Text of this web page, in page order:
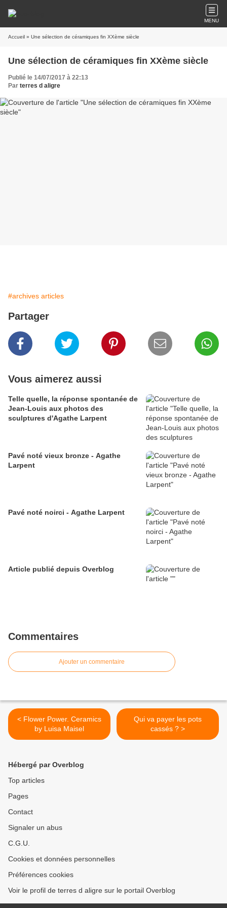
MENU
Accueil » Une sélection de céramiques fin XXème siècle
Une sélection de céramiques fin XXème siècle
Publié le 14/07/2017 à 22:13
Par terres d aligre
#archives articles
Partager
Vous aimerez aussi
Telle quelle, la réponse spontanée de
Jean-Louis aux photos des
sculptures d'Agathe Larpent
Pavé noté vieux bronze - Agathe
Larpent
Pavé noté noirci - Agathe Larpent
Article publié depuis Overblog
Commentaires
Ajouter un commentaire
< Flower Power. Ceramics
by Luisa Maisel
Qui va payer les pots
cassés ? >
Hébergé par Overblog
Top articles
Pages
Contact
Signaler un abus
C.G.U.
Cookies et données personnelles
Préférences cookies
Voir le profil de terres d aligre sur le portail Overblog